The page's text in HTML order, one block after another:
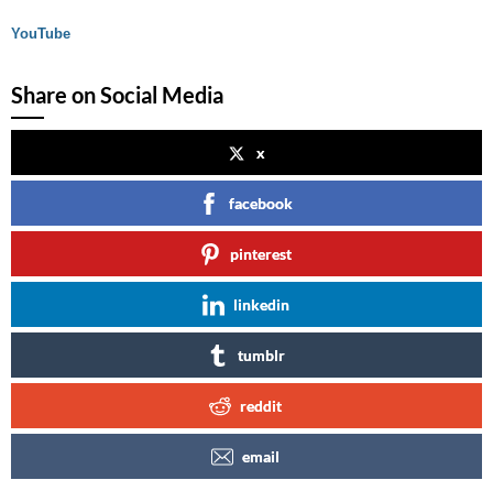
YouTube
Share on Social Media
x
facebook
pinterest
linkedin
tumblr
reddit
email